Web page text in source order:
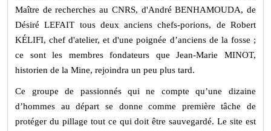
Maître de recherches au CNRS, d'André BENHAMOUDA, de
Désiré LEFAIT tous deux anciens chefs-porions, de Robert
KÉLIFI, chef d'atelier, et d'une poignée d’anciens de la fosse ;
ce sont les membres fondateurs que Jean-Marie MINOT,
historien de la Mine, rejoindra un peu plus tard.
Ce groupe de passionnés qui ne compte qu’une dizaine
d’hommes au départ se donne comme première tâche de
protéger du pillage tout ce qui doit être sauvegardé. Le site est